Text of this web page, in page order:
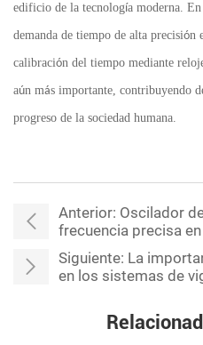
edificio de la tecnología moderna.
demanda de tiempo de alta precisión
calibración del tiempo mediante
aún más importante, contribuyendo
progreso de la sociedad humana.
Anterior: Oscilador
frecuencia precisa
Siguiente: La
en los sistemas de